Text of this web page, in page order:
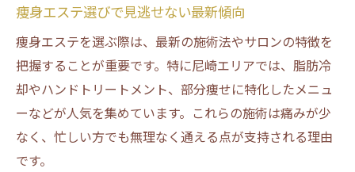
痩身サロンのサポートで成果が生まれる仕
組み
リバウンドしにくい痩身への近道とは
痩身でリバウンドしない体質作りの秘訣
痩身エステが低リバウンドを実現する理由
痩身エステ選びで見逃せない最新傾向
痩身エステを選ぶ際は、最新の施術法やサロンの特徴を
把握することが重要です。特に尼崎エリアでは、脂肪冷
却やハンドトリートメント、部分痩せに特化したメニュ
ーなどが人気を集めています。これらの施術は痛みが少
なく、忙しい方でも無理なく通える点が支持される理由
です。